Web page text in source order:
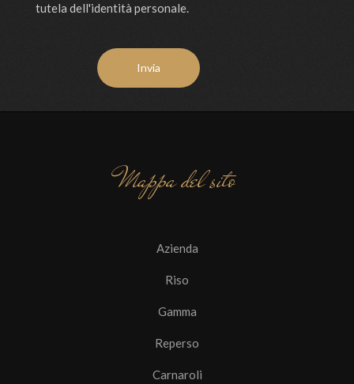
tutela dell'identità personale.
Mappa del sito
Azienda
Riso
Gamma
Reperso
Carnaroli